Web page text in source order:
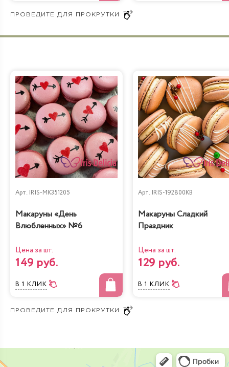
Арт. IRIS-MK351205
Макаруны «День
Влюбленных» №6
Цена за шт.
149 руб.
В 1 КЛИК
Арт. IRIS-192800KB
Макаруны Сладкий
Праздник
Цена за шт.
129 руб.
В 1 КЛИК